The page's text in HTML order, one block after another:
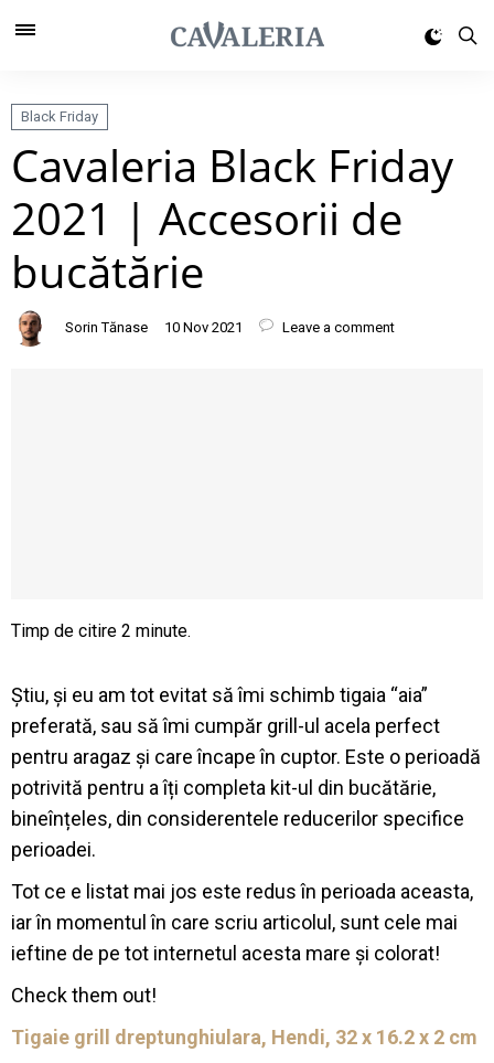
Black Friday
Cavaleria Black Friday
2021 | Accesorii de
bucătărie
Sorin Tănase 10 Nov 2021 Leave a comment
Știu, și eu am tot evitat să îmi schimb tigaia “aia”
preferată, sau să îmi cumpăr grill-ul acela perfect
pentru aragaz și care încape în cuptor. Este o perioadă
potrivită pentru a îți completa kit-ul din bucătărie,
bineînțeles, din considerentele reducerilor specifice
perioadei.
Tot ce e listat mai jos este redus în perioada aceasta,
iar în momentul în care scriu articolul, sunt cele mai
ieftine de pe tot internetul acesta mare și colorat!
Check them out!
Tigaie grill dreptunghiulara, Hendi, 32 x 16.2 x 2 cm